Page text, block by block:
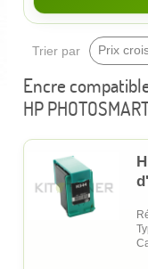
Trier par
Encre
HP